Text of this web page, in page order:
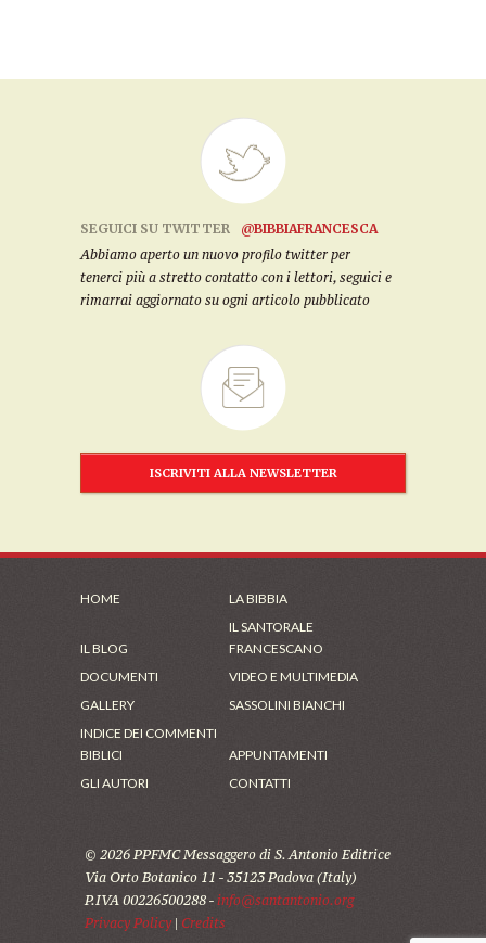
SEGUICI SU TWITTER
@BIBBIAFRANCESCA
Abbiamo aperto un nuovo profilo twitter per
tenerci più a stretto contatto con i lettori, seguici e
rimarrai aggiornato su ogni articolo pubblicato
ISCRIVITI ALLA NEWSLETTER
HOME LA BIBBIA
IL BLOG
IL SANTORALE
FRANCESCANO
DOCUMENTI
VIDEO E MULTIMEDIA
GALLERY
SASSOLINI BIANCHI
INDICE DEI COMMENTI
BIBLICI
APPUNTAMENTI
GLI AUTORI
CONTATTI
© 2026 PPFMC Messaggero di S. Antonio Editrice
Via Orto Botanico 11 - 35123 Padova (Italy)
P.IVA 00226500288 - info@santantonio.org
Privacy Policy| Credits